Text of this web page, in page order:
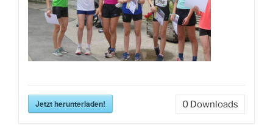
Jetzt herunterladen! 0 Downloads